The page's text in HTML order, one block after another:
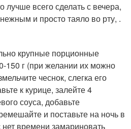
лучше всего сделать с вечера,
и просто таяло во рту, .
крупные порционные
150 г (при желании их можно
чеснок, слегка его
к курице, залейте 4
соуса, добавьте
и поставьте на ночь в
времени замариновать